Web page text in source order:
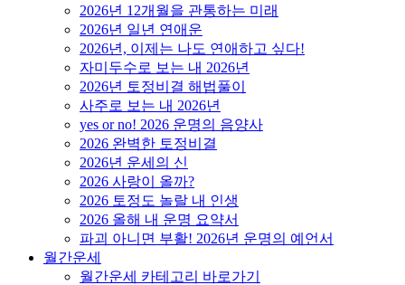
2026년 12개월을 관통하는 미래
2026년 일년 연애운
2026년, 이제는 나도 연애하고 싶다!
자미두수로 보는 내 2026년
2026년 토정비결 해법풀이
사주로 보는 내 2026년
yes or no! 2026 운명의 음양사
2026 완벽한 토정비결
2026년 운세의 신
2026 사랑이 올까?
2026 토정도 놀랄 내 인생
2026 올해 내 운명 요약서
파괴 아니면 부활! 2026년 운명의 예언서
월간운세
월간운세 카테고리 바로가기